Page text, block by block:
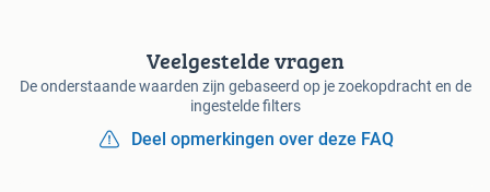
Veelgestelde vragen
De onderstaande waarden zijn gebaseerd op je zoekopdracht en de
ingestelde filters
Deel opmerkingen over deze FAQ